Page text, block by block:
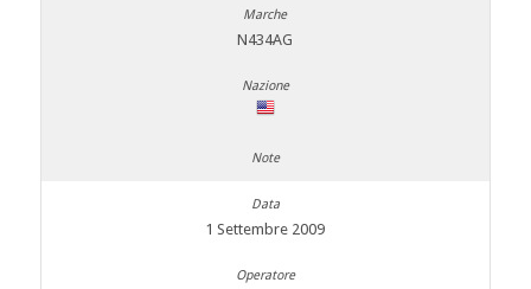
N434AG
1 Settembre 2009